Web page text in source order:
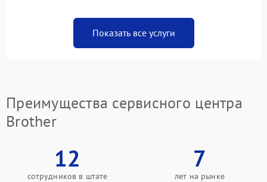
Показать все услуги
Преимущества сервисного центра
Brother
12
сотрудников в штате
7
лет на рынке